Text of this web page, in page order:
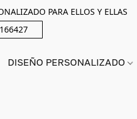
PARA ELLOS Y ELLAS
DISEÑO PERSONALIZADO